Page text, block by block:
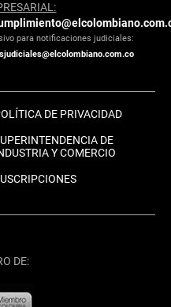
para notificaciones judiciales:
DE PRIVACIDAD
DE
Y COMERCIO
DE: